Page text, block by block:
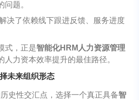
问题。
决了依赖线下跟进反馈、服务进度
式，正是智能化HRM 人力资源管理
人力资本效率提升的最佳路径。
未来组织形态
史性交汇点，选择一个真正具备智